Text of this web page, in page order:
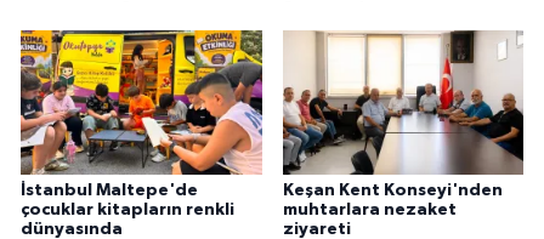
İstanbul Maltepe'de
çocuklar kitapların renkli
dünyasında
Keşan Kent Konseyi'nden
muhtarlara nezaket
ziyareti